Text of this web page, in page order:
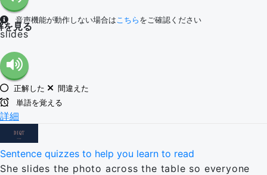
音声機能が動作しない場合は こちら をご確認ください
を見る
slides
正解した
間違えた
単語を覚える
詳細
Sentence quizzes to help you learn to read
She slides the photo across the table so everyone